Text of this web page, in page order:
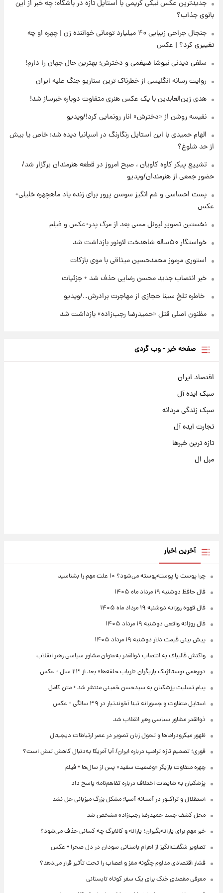
۱۴ ساعت پیش
آتش‌سوزی در لوناپارک شیراز؛ آخرین وضعیت
خزندگان خطرناک پس از حادثه
۱۹ ساعت پیش
خواستگار ۵۰ساله شاهدخت لئونور بازداشت شد
پدر+عکس و فیلم
۲۰ ساعت پیش
استوری مرموز محمدحسین میثاقی با موی
جدیدترین عکس نیکی کریمی با استایل تازه در باشگاه؛ چه خبر از این
بانوی جذاب؟
جنجال جراحی زیبایی ۴۰ میلیارد تومانی خواننده زن | چهره او چه
تغییری کرد؟ | عکس
سلفی دیدنی نیوشا ضیغمی و دخترش؛ بهترین حال جهان را دارم!
روایت رسانه انگلیسی از خطرناک ترین سناریو جنگ علیه ایران
هدی زین‌العابدین با یک عکس هنری متفاوت دوباره خبرساز شد!
نفیسه روشن از «دخترش» انار رونمایی کرد!/ویدیو
الهام حمیدی با این استایل رنگارنگ در اسپانیا دیده شد؛ خاص یا بیش
از حد شلوغ؟
تشییع پیکر کاوه کاویان ، صبح امروز در قطعه هنرمندان برگزار شد/
حضور جمعی از هنرمندان/ویدیو
پست احساسی و غم انگیز سوسن پرور برای زنده یاد ماهچهره خلیلی+
عکس
نخستین تصویر لیونل مسی بعد از مرگ پدر+عکس و فیلم
خواستگار ۵۰ساله شاهدخت لئونور بازداشت شد
استوری مرموز محمدحسین میثاقی با موی بازکات
خبر انتصاب جدید محسن رضایی حذف شد + جزئیات
⁨ خاطره تلخ سینا حجازی از مهاجرت برادرش../ویدیو
مظنون اصلی قتل «حمیدرضا رجب‌زاده» بازداشت شد
صفحه خبر - وب گردی
اقتصاد ایران
سبک ایده آل
سبک زندگی مردانه
تجارت ایده آل
تازه ترین خبرها
مبل ال
آخرین اخبار
چرا پوست پا پوسته‌پوسته می‌شود؟ ۱۰ علت مهم را بشناسید
فال حافظ دوشنبه ۱۹ مرداد ماه ۱۴۰۵
فال قهوه روزانه دوشنبه ۱۹ مرداد ماه ۱۴۰۵
فال روزانه واقعی دوشنبه ۱۹ مرداد ۱۴۰۵
پیش‌ بینی قیمت دلار دوشنبه ۱۹ مرداد ۱۴۰۵
واکنش قالیباف به انتصاب ذوالقدر به‌عنوان مشاور سیاسی رهبر انقلاب
دورهمی نوستالژیک بازیگران «ارباب حلقه‌ها» بعد از ۲۳ سال + عکس
پیام تسلیت پزشکیان به سیدحسن خمینی منتشر شد + متن کامل
استایل متفاوت و جسورانه تینا آخوندتبار در ۳۹ سالگی + عکس
ذوالقدر مشاور سیاسی رهبر انقلاب شد
ظهور میکرودراماها و تحول زبان تصویر در عصر ارتباطات دیجیتال
فوری؛ تصمیم تازه ترامپ درباره ایران/ آیا آمریکا به‌دنبال کاهش تنش است؟
چهره متفاوت بازیگر «وضعیت سفید» پس از سال‌ها + فیلم
پزشکیان به شایعات اختلاف درباره تفاهم‌نامه پاسخ داد
استقلال و تراکتور در آستانه آسیا؛ مشکل بزرگ میزبانی حل نشد
محل کشف جسد حمیدرضا رجب‌زاده مشخص شد
خبر مهم برای یارانه‌بگیران؛ یارانه و کالابرگ چه کسانی حذف می‌شود؟
تصاویر شگفت‌انگیز از اهرام باستانی سودان در دل صحرا + عکس
فشار اقتصادی مداوم چگونه مغز و اعصاب را تحت تأثیر قرار می‌دهد؟
معرفی مقصدی خنک برای یک سفر کوتاه تابستانی